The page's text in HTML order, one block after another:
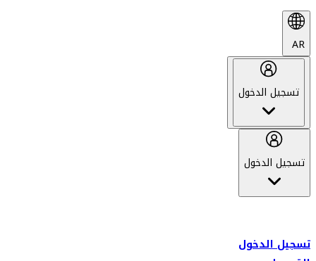
AR
تسجيل الدخول
تسجيل الدخول
تسجيل الدخول